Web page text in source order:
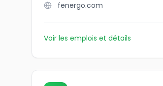
fenergo.com
Voir les emplois et détails